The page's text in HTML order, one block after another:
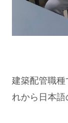
建築配管職種
れから日本